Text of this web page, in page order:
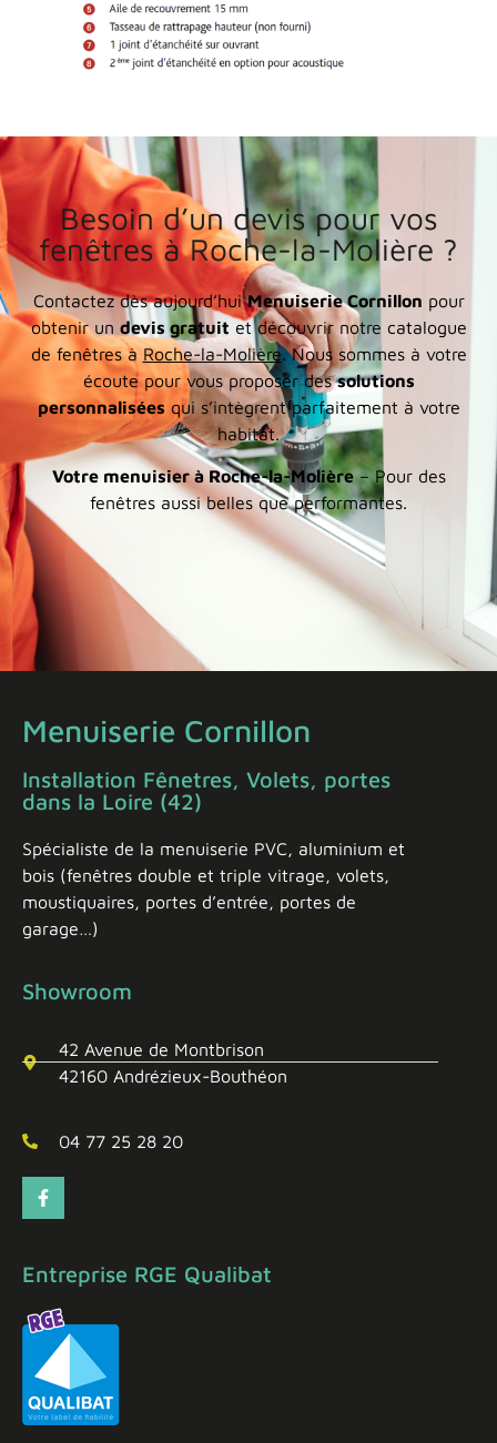
Besoin d’un devis pour vos
fenêtres à Roche-la-Molière ?
Contactez dès aujourd’huiMenuiserie Cornillon pour
obtenir un devis gratuit et découvrir notre catalogue
de fenêtres àRoche-la-Molière. Nous sommes à votre
écoute pour vous proposer dessolutions
personnalisées qui s’intègrent parfaitement à votre
habitat.
Votre menuisier à Roche-la-Molière– Pour des
fenêtres aussi belles que performantes.
Menuiserie Cornillon
Installation Fênetres, Volets, portes
dans la Loire (42)
Spécialiste de la menuiserie PVC, aluminium et
bois (fenêtres double et triple vitrage, volets,
moustiquaires, portes d’entrée, portes de
garage…)
Showroom
42 Avenue de Montbrison
42160 Andrézieux-Bouthéon
04 77 25 28 20
Entreprise RGE Qualibat